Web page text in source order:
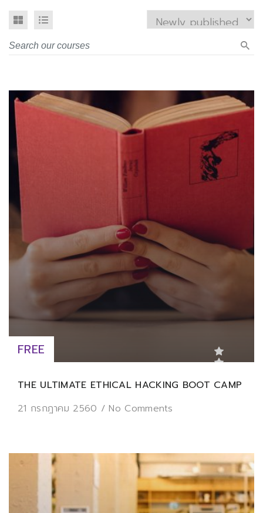
FREE
THE ULTIMATE ETHICAL HACKING BOOT CAMP
21 กรกฎาคม 2560 /No Comments